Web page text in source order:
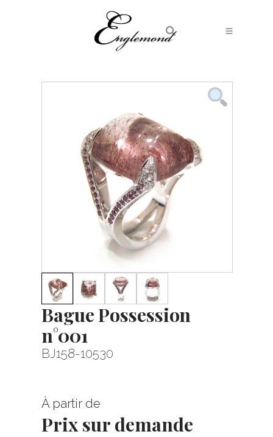
Bague Possession
n°001
BJ158-10530
À partir de
Prix sur demande